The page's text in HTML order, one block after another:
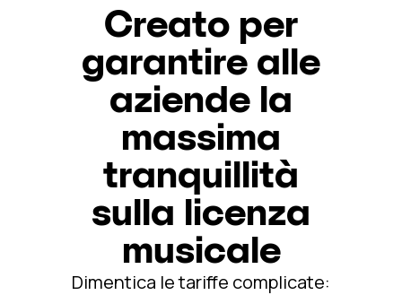
Creato per
garantire alle
aziende la
massima
tranquillità
sulla licenza
musicale
Dimentica le tariffe complicate: